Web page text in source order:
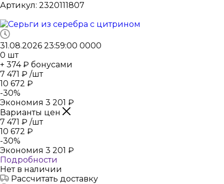
Артикул: 2320111807
31.08.2026 23:59:00 0000
0 шт
+ 374 ₽ бонусами
7 471 ₽ /шт
10 672 ₽
-30%
Экономия 3 201 ₽
Варианты цен
7 471 ₽ /шт
10 672 ₽
-30%
Экономия 3 201 ₽
Подробности
Нет в наличии
Рассчитать доставку